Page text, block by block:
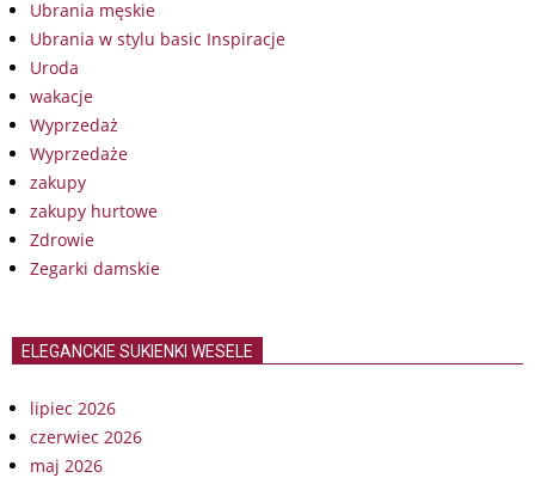
Ubrania męskie
Ubrania w stylu basic Inspiracje
Uroda
wakacje
Wyprzedaż
Wyprzedaże
zakupy
zakupy hurtowe
Zdrowie
Zegarki damskie
ELEGANCKIE SUKIENKI WESELE
lipiec 2026
czerwiec 2026
maj 2026